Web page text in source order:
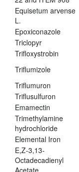
Equisetum arvense
L.
Epoxiconazole
Triclopyr
Trifloxystrobin
Triflumizole
Triflumuron
Triflusulfuron
Emamectin
Trimethylamine
hydrochloride
Elemental Iron
E,Z-3,13-
Octadecadienyl